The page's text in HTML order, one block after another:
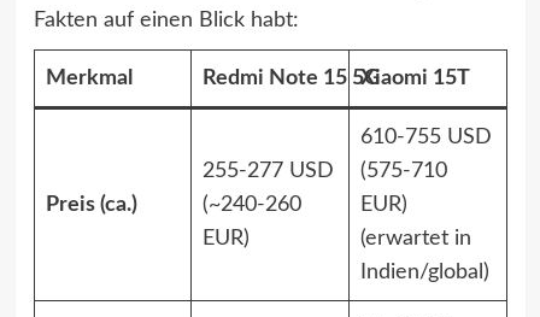
Fakten auf einen Blick habt:
Merkmal Redmi Note 15 5GXiaomi 15T
Preis (ca.)
255-277 USD
(~240-260
EUR)
610-755 USD
(575-710
EUR)
(erwartet in
Indien/global)